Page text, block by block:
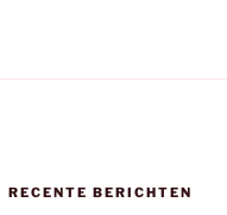
RECENTE BERICHTEN